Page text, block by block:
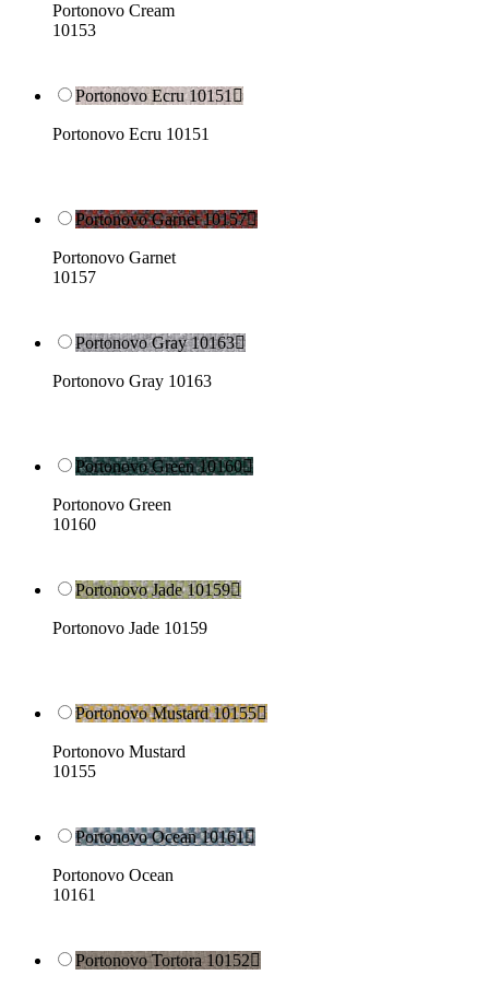
Portonovo Cream
10153
Portonovo Ecru 10151
Portonovo Ecru 10151
Portonovo Garnet 10157
Portonovo Garnet
10157
Portonovo Gray 10163
Portonovo Gray 10163
Portonovo Green 10160
Portonovo Green
10160
Portonovo Jade 10159
Portonovo Jade 10159
Portonovo Mustard 10155
Portonovo Mustard
10155
Portonovo Ocean 10161
Portonovo Ocean
10161
Portonovo Tortora 10152